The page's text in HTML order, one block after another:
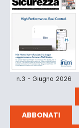
n.3 - Giugno 2026
ABBONATI